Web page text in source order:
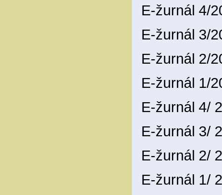
E-žurnál 4/
E-žurnál 3/
E-žurnál 2/
E-žurnál 1/
E-žurnál 4/
E-žurnál 3/
E-žurnál 2/
E-žurnál 1/